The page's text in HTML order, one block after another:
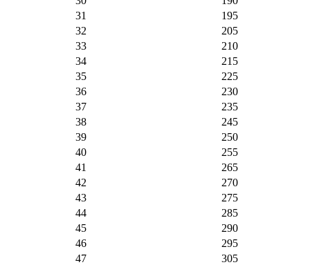
31
195
32
205
33
210
34
215
35
225
36
230
37
235
38
245
39
250
40
255
41
265
42
270
43
275
44
285
45
290
46
295
47
305